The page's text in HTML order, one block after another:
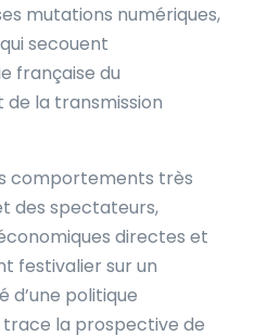
mutations numériques,
secouent
française du
de la transmission
comportements très
des spectateurs,
directes et
festivalier sur un
d’une politique
trace la prospective de